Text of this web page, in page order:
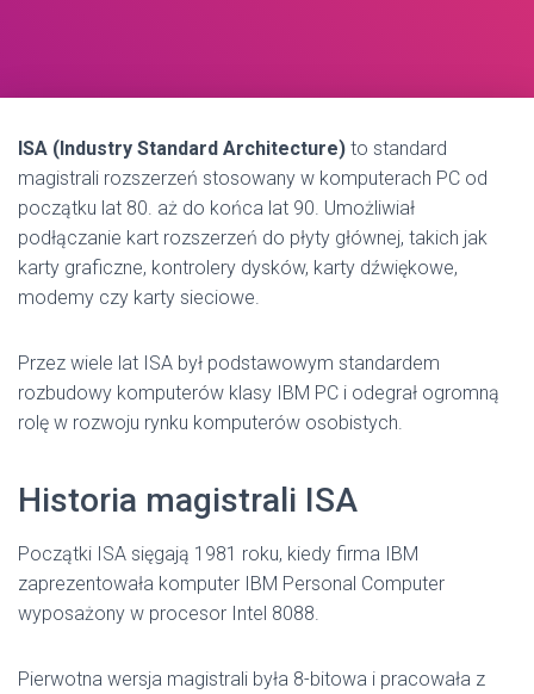
ISA (Industry Standard Architecture) to standard
magistrali rozszerzeń stosowany w komputerach PC od
początku lat 80. aż do końca lat 90. Umożliwiał
podłączanie kart rozszerzeń do płyty głównej, takich jak
karty graficzne, kontrolery dysków, karty dźwiękowe,
modemy czy karty sieciowe.
Przez wiele lat ISA był podstawowym standardem
rozbudowy komputerów klasy IBM PC i odegrał ogromną
rolę w rozwoju rynku komputerów osobistych.
Historia magistrali ISA
Początki ISA sięgają 1981 roku, kiedy firma IBM
zaprezentowała komputer IBM Personal Computer
wyposażony w procesor Intel 8088.
Pierwotna wersja magistrali była 8-bitowa i pracowała z